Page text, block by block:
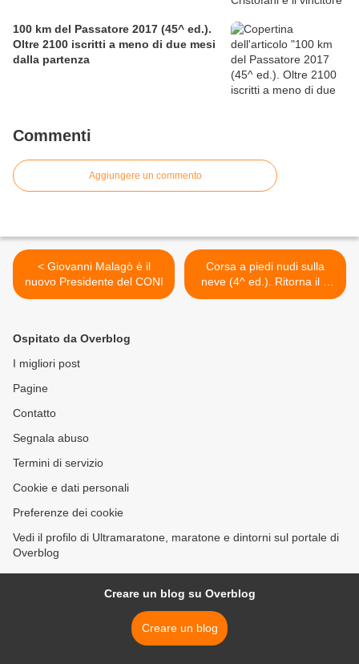
100 km del Passatore 2017 (45^ ed.).
Oltre 2100 iscritti a meno di due mesi
dalla partenza
Commenti
Aggiungere un commento
< Giovanni Malagò è il
nuovo Presidente del CONI
Corsa a piedi nudi sulla
neve (4^ ed.). Ritorna il 3
marzo, la gara ideata da
Ospitato da Overblog
I migliori post
Pagine
Contatto
Segnala abuso
Termini di servizio
Cookie e dati personali
Preferenze dei cookie
Vedi il profilo di Ultramaratone, maratone e dintorni sul portale di
Overblog
Creare un blog su Overblog
Creare un blog